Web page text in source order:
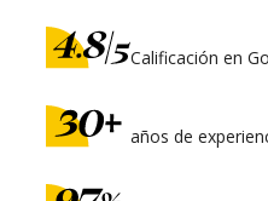
Calificación en
años de